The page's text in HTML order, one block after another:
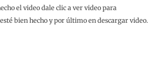
el video dale clic a ver video para
bien hecho y por último en descargar video.